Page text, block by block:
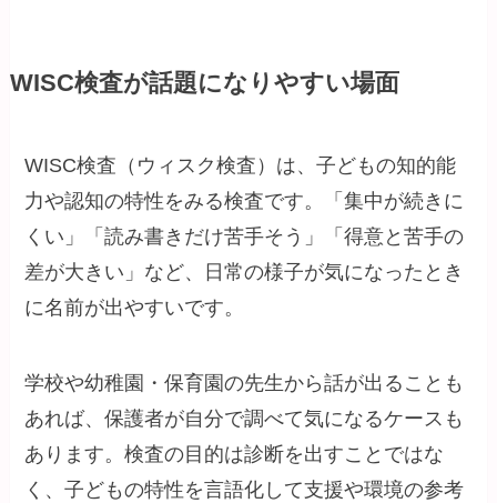
WISC検査が話題になりやすい場面
WISC検査（ウィスク検査）は、子どもの知的能
力や認知の特性をみる検査です。「集中が続きに
くい」「読み書きだけ苦手そう」「得意と苦手の
差が大きい」など、日常の様子が気になったとき
に名前が出やすいです。
学校や幼稚園・保育園の先生から話が出ることも
あれば、保護者が自分で調べて気になるケースも
あります。検査の目的は診断を出すことではな
く、子どもの特性を言語化して支援や環境の参考